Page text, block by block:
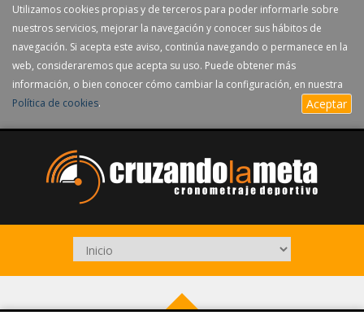
Utilizamos cookies propias y de terceros para poder informarle sobre
nuestros servicios, mejorar la navegación y conocer sus hábitos de
navegación. Si acepta este aviso, continúa navegando o permanece en la
web, consideraremos que acepta su uso. Puede obtener más
información, o bien conocer cómo cambiar la configuración, en nuestra
Política de cookies. Aceptar